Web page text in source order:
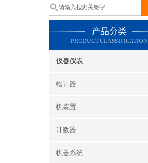
产品分类
PRODUCT CLASSIFICATION
仪器仪表
槽计器
机装置
计数器
机器系统